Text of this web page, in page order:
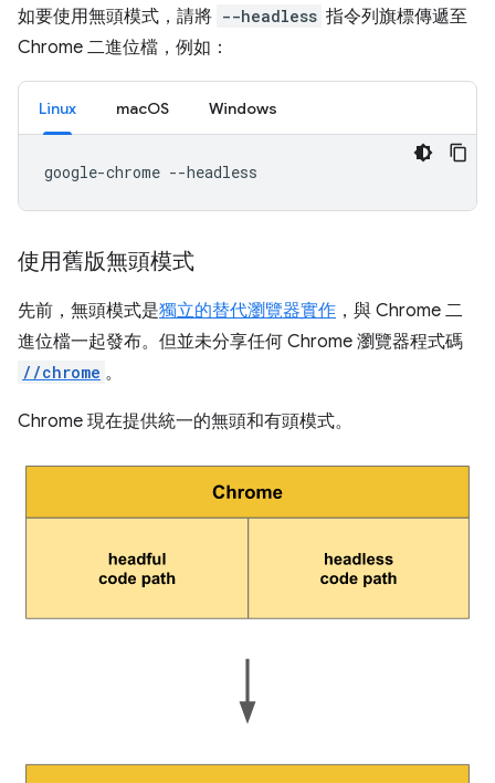
如要使用無頭模式，請將 --headless 指令列旗標傳遞至
Chrome 二進位檔，例如：
Linux macOS Windows
google-chrome
使用舊版無頭模式
先前，無頭模式是獨立的替代瀏覽器實作 ，與 Chrome 二
進位檔一起發布。但並未分享任何 Chrome 瀏覽器程式碼
//chrome 。
Chrome 現在提供統一的無頭和有頭模式。